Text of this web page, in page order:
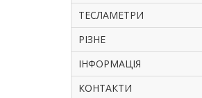
ТЕСЛАМЕТРИ
РІЗНЕ
ІНФОРМАЦІЯ
КОНТАКТИ